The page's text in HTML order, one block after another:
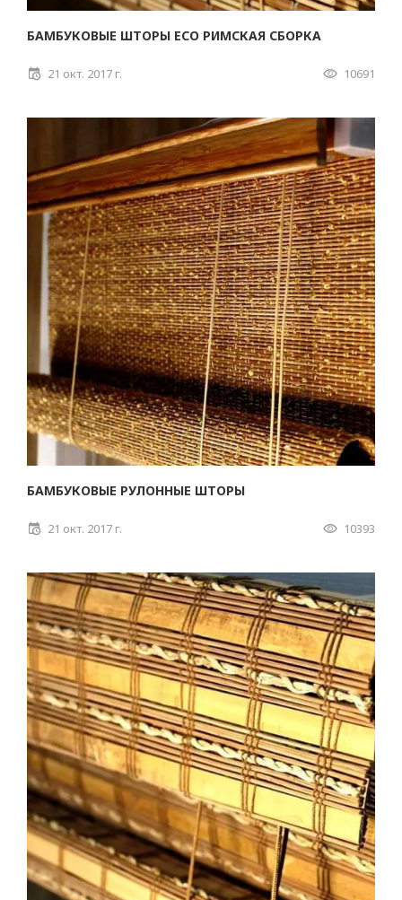
БАМБУКОВЫЕ ШТОРЫ ECO РИМСКАЯ СБОРКА
21 окт. 2017 г. 10691
БАМБУКОВЫЕ РУЛОННЫЕ ШТОРЫ
21 окт. 2017 г. 10393